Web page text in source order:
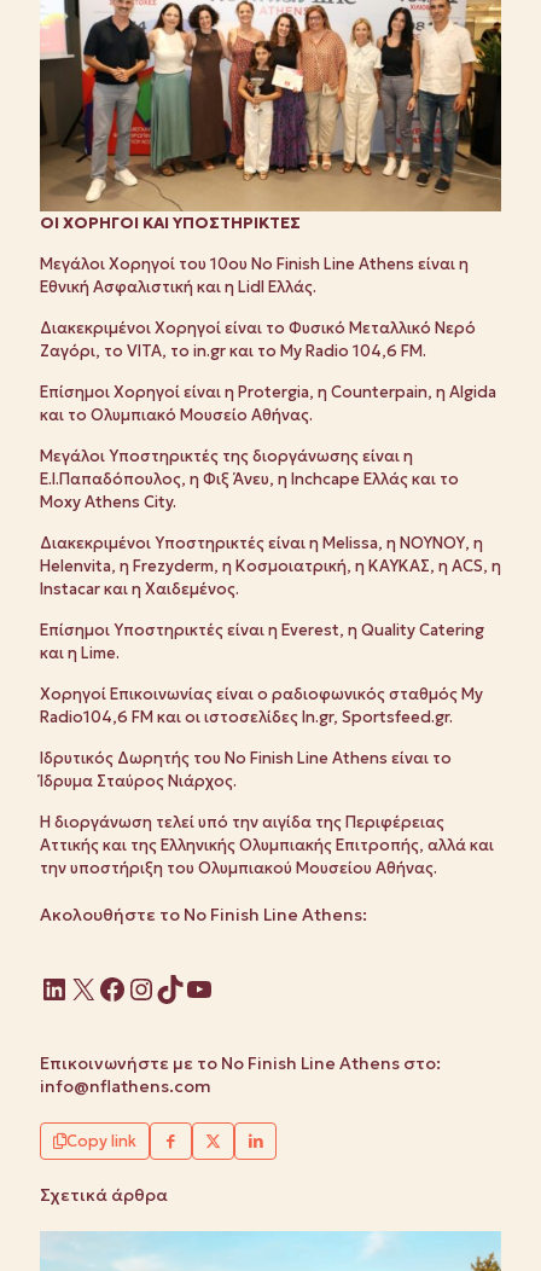
ΟΙ ΧΟΡΗΓΟΙ KΑΙ ΥΠΟΣΤΗΡΙΚΤΕΣ
Μεγάλοι Χορηγοί του 10ου No Finish Line Athens είναι η
Εθνική Ασφαλιστική και η Lidl Ελλάς.
Διακεκριμένοι Χορηγοί είναι το Φυσικό Μεταλλικό Νερό
Ζαγόρι, το VITA, το in.gr και το My Radio 104,6 FM.
Επίσημοι Χορηγοί είναι η Protergia, η Counterpain, η Algida
και το Ολυμπιακό Μουσείο Αθήνας.
Μεγάλοι Υποστηρικτές της διοργάνωσης είναι η
Ε.Ι.Παπαδόπουλος, η Φιξ Άνευ, η Inchcape Ελλάς και το
Moxy Athens City.
Διακεκριμένοι Υποστηρικτές είναι η Melissa, η ΝΟΥΝΟΥ, η
Helenvita, η Frezyderm, η Κοσμοιατρική, η KAYKAΣ, η ACS, η
Ιnstacar και η Χαιδεμένος.
Επίσημοι Υποστηρικτές είναι η Everest, η Quality Catering
και η Lime.
Χορηγοί Επικοινωνίας είναι ο ραδιοφωνικός σταθμός My
Radio104,6 FM και οι ιστοσελίδες In.gr, Sportsfeed.gr.
Ιδρυτικός Δωρητής του No Finish Line Athens είναι το
Ίδρυμα Σταύρος Νιάρχος.
Η διοργάνωση τελεί υπό την αιγίδα της Περιφέρειας
Αττικής και της Ελληνικής Ολυμπιακής Επιτροπής, αλλά και
την υποστήριξη του Ολυμπιακού Μουσείου Αθήνας.
Ακολουθήστε το No Finish Line Athens:
Linkedin
X Facebook
Instagram
TikTok
YouTube
Επικοινωνήστε με το No Finish Line Athens στο:
info@nflathens.com
Copy link
Σχετικά άρθρα